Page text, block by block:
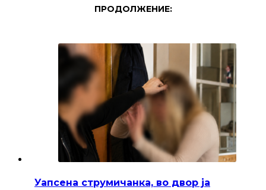
ПРОДОЛЖЕНИЕ:
Уапсена струмичанка, во двор ја